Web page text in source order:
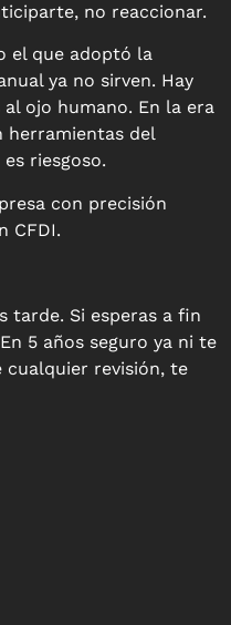
no reaccionar.
el que adoptó la
ya no sirven. Hay
ojo humano. En la era
herramientas del
riesgoso.
con precisión
CFDI.
tarde. Si esperas a fin
5 años seguro ya ni te
cualquier revisión, te